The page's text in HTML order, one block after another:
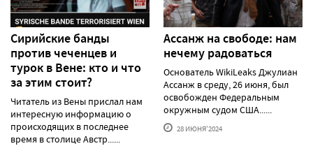
Сирийские банды
против чеченцев и
турок в Вене: кто и что
за этим стоит?
Читатель из Вены прислал нам
интересную информацию о
происходящих в последнее
время в столице Австр......
Ассанж на свободе: нам
нечему радоваться
Основатель WikiLeaks Джулиан
Ассанж в среду, 26 июня, был
освобожден Федеральным
окружным судом США......
28 ИЮНЯ'2024